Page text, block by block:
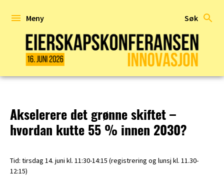
EIERSKAPSKONFERANSEN
Meny Søk
Akselerere det grønne skiftet –
hvordan kutte 55 % innen 2030?
Tid: tirsdag 14. juni kl. 11:30-14:15 (registrering og lunsj kl. 11.30-
12:15)